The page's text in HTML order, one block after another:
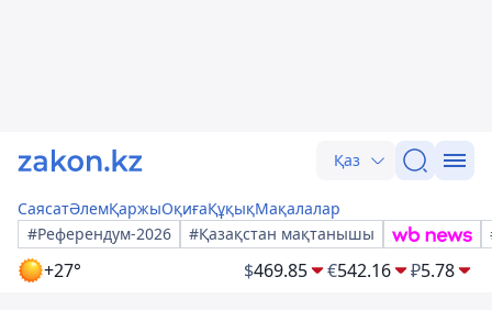
Қаз
СаясатӘлемҚаржыОқиғаҚұқықМақалалар
#Референдум-2026
#Қазақстан мақтанышы
+27° $469.85 €542.16 ₽5.78